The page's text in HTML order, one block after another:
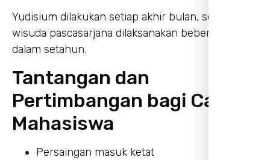
Yudisium dilakukan setiap akhir bulan, sementara
wisuda pascasarjana dilaksanakan beberapa kali
dalam setahun.
Tantangan dan
Pertimbangan bagi Calon
Mahasiswa
Persaingan masuk ketat